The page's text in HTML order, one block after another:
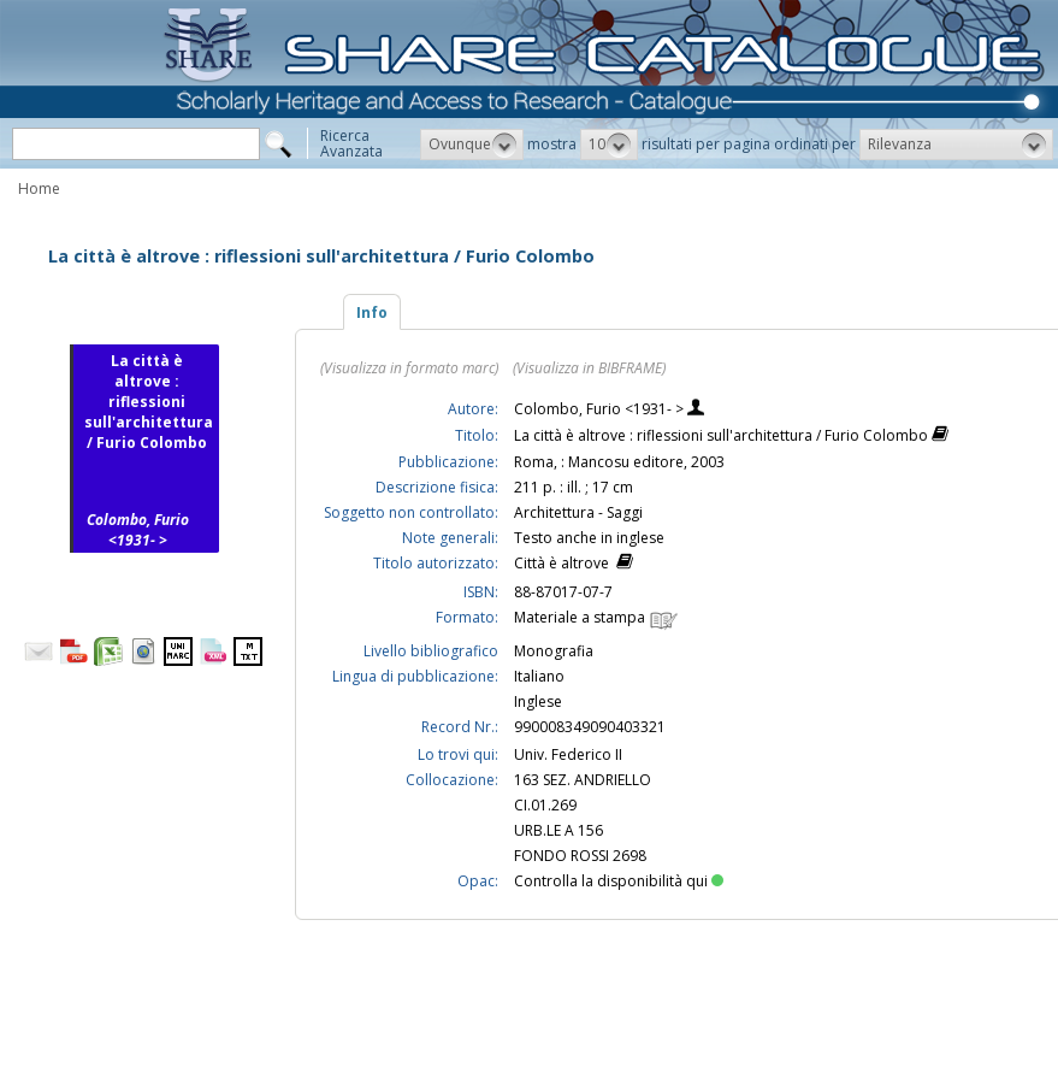
Ricerca
Avanzata Ovunque mostra 10 risultati per pagina ordinati per Rilevanza
Home
La città è altrove : riflessioni sull'architettura / Furio Colombo
La città è
altrove :
riflessioni
sull'architettura
/ Furio Colombo
Colombo, Furio
<1931- >
Info
(Visualizza in formato marc)
(Visualizza in BIBFRAME)
Autore:
Colombo, Furio <1931- >
Titolo:
La città è altrove : riflessioni sull'architettura / Furio Colombo
Pubblicazione:
Roma, : Mancosu editore, 2003
Descrizione fisica:
211 p. : ill. ; 17 cm
Soggetto non controllato:
Architettura - Saggi
Note generali:
Testo anche in inglese
Titolo autorizzato:
Città è altrove
ISBN:
88-87017-07-7
Formato:
Materiale a stampa
Livello bibliografico
Monografia
Lingua di pubblicazione:
Italiano
Inglese
Record Nr.:
990008349090403321
Lo trovi qui:
Univ. Federico II
Collocazione:
163 SEZ. ANDRIELLO
CI.01.269
URB.LE A 156
FONDO ROSSI 2698
Opac:
Controlla la disponibilità qui